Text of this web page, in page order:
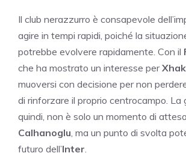
Il club nerazzurro è consapevole
agire in tempi rapidi, poiché la
potrebbe evolvere rapidamente. Con il
che ha mostrato un interesse per
muoversi con decisione per non
di rinforzare il proprio centrocampo. La
quindi, non è solo un momento di
Calhanoglu, ma un punto di svolta
futuro dell’Inter.